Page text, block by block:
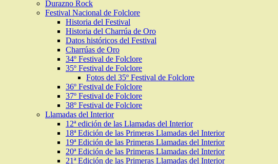
Durazno Rock
Festival Nacional de Folclore
Historia del Festival
Historia del Charrúa de Oro
Datos históricos del Festival
Charrúas de Oro
34º Festival de Folclore
35º Festival de Folclore
Fotos del 35º Festival de Folclore
36º Festival de Folclore
37º Festival de Folclore
38º Festival de Folclore
Llamadas del Interior
12ª edición de las Llamadas del Interior
18ª Edición de las Primeras Llamadas del Interior
19ª Edición de las Primeras Llamadas del Interior
20ª Edición de las Primeras Llamadas del Interior
21ª Edición de las Primeras Llamadas del Interior